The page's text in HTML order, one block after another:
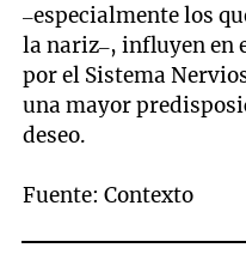
–especialmente los
la nariz–, influyen en
por el Sistema
una mayor
deseo.
Fuente: Contexto